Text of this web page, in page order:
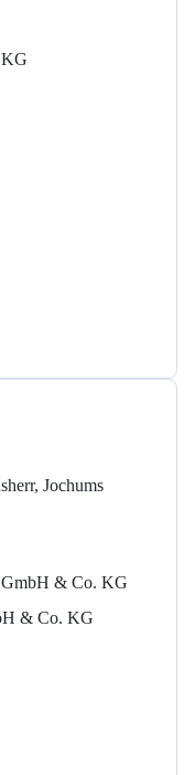
Jochums
& Co. KG
& Co. KG